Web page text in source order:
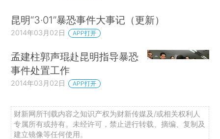
昆明“3·01”暴恐事件大事记（更新）
2014年03月02日 APP打开
孟建柱郭声琨赴昆明指导暴恐
事件处置工作
2014年03月02日 APP打开
财新网所刊载内容之知识产权为财新传媒及/或相关权利人
专属所有或持有。未经许可，禁止进行转载、摘编、复制及
建立镜像等任何使用。